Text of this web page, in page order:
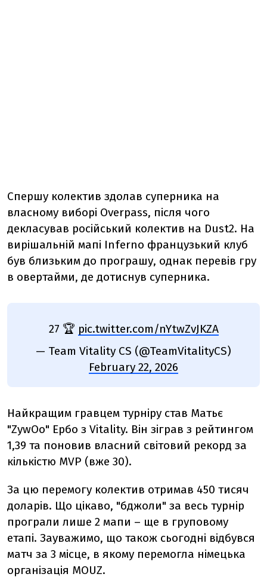
Спершу колектив здолав суперника на
власному виборі Overpass, після чого
декласував російський колектив на Dust2. На
вирішальній мапі Inferno французький клуб
був близьким до програшу, однак перевів гру
в овертайми, де дотиснув суперника.
27 🏆 pic.twitter.com/nYtwZvJKZA
— Team Vitality CS (@TeamVitalityCS)
February 22, 2026
Найкращим гравцем турніру став Матьє
"ZywOo" Ербо з Vitality. Він зіграв з рейтингом
1,39 та поновив власний світовий рекорд за
кількістю MVP (вже 30).
За цю перемогу колектив отримав 450 тисяч
доларів. Що цікаво, "бджоли" за весь турнір
програли лише 2 мапи – ще в груповому
етапі. Зауважимо, що також сьогодні відбувся
матч за 3 місце, в якому перемогла німецька
організація MOUZ.